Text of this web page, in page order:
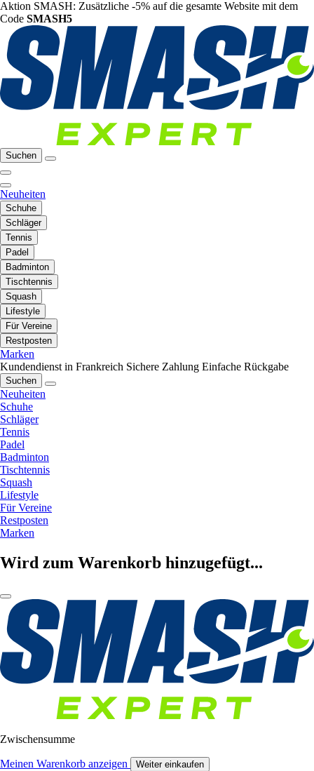
Aktion SMASH: Zusätzliche -5% auf die gesamte Website mit dem
Code SMASH5
Suchen
Neuheiten
Schuhe
Schläger
Tennis
Padel
Badminton
Tischtennis
Squash
Lifestyle
Für Vereine
Restposten
Marken
Kundendienst in Frankreich Sichere Zahlung Einfache Rückgabe
Suchen
Neuheiten
Schuhe
Schläger
Tennis
Padel
Badminton
Tischtennis
Squash
Lifestyle
Für Vereine
Restposten
Marken
Wird zum Warenkorb hinzugefügt...
Zwischensumme
Meinen Warenkorb anzeigen Weiter einkaufen